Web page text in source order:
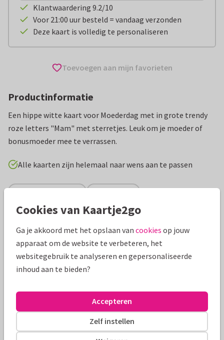
Klantwaardering 9.2/10
Voor 21:00 uur besteld = vandaag verzonden
Deze kaart is volledig te personaliseren
Toevoegen aan mijn favorieten
Productinformatie
Een hippe witte kaart voor Moederdag met in grote trendy
roze letters "Mam" met sterretjes. Leuk om je moeder of
bonusmoeder mee te verrassen.
Alle kaarten zijn helemaal naar wens aan te passen
Moederdag kaarten Rosemarijn
Papiersoort: Kies uit 6 luxe papiersoorten
Envelop: Witte vensterenvelop
Adres: Achterop de kaart
Formaten
Cookies van Kaartje2go
Ga je akkoord met het opslaan van cookies op jouw
apparaat om de website te verbeteren, het
websitegebruik te analyseren en gepersonaliseerde
inhoud aan te bieden?
Zelf instellen
Accepteren